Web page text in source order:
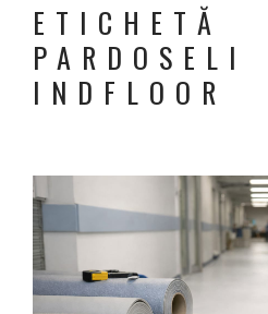
ETICHETĂ
PARDOSELI
INDFLOOR